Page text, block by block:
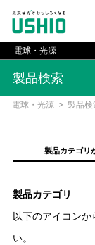
電球・光源
製品検索
電球・光源 > 製品検
製品カテゴリ
製品カテゴリ
以下のアイコン
い。